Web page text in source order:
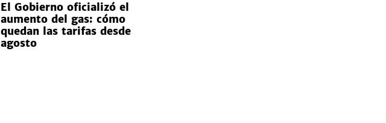
El Gobierno oficializó el
aumento del gas: cómo
quedan las tarifas desde
agosto